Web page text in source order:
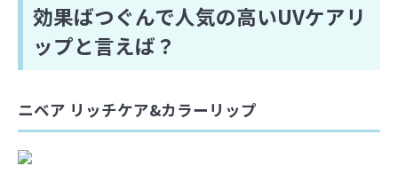
効果ばつぐんで人気の高いUVケアリ
ップと言えば？
ニベア リッチケア&カラーリップ